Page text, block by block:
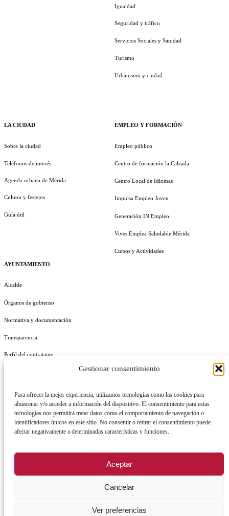
Gestionar consentimiento
Para ofrecer la mejor experiencia, utilizamos tecnologías como las cookies para
almacenar y/o acceder a información del dispositivo. El consentimiento para estas
tecnologías nos permitirá tratar datos como el comportamiento de navegación o
identificadores únicos en este sitio. No consentir o retirar el consentimiento puede
afectar negativamente a determinadas características y funciones.
Aceptar
Cancelar
Ver preferencias
LA CIUDAD
Sobre la ciudad
Teléfonos de interés
Agenda urbana de Mérida
Cultura y festejos
Guía útil
AYUNTAMIENTO
Alcalde
Órganos de gobierno
Normativa y documentación
Transparencia
Perfil del contratante
Igualdad
Seguridad y tráfico
Servicios Sociales y Sanidad
Turismo
Urbanismo y ciudad
EMPLEO Y FORMACIÓN
Empleo público
Centro de formación la Calzada
Centro Local de Idiomas
Impulsa Empleo Joven
Generación IN Empleo
Vives Emplea Saludable Mérida
Cursos y Actividades
REGISTRO DE ACTIVIDADES DE TRATAMIENTO